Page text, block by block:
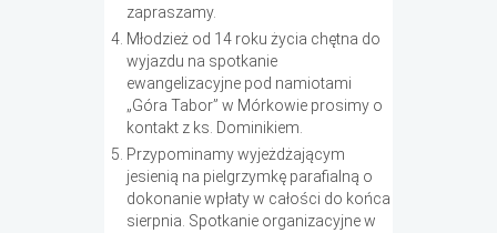
zapraszamy.
Młodzież od 14 roku życia chętna do
wyjazdu na spotkanie
ewangelizacyjne pod namiotami
„Góra Tabor” w Mórkowie prosimy o
kontakt z ks. Dominikiem.
Przypominamy wyjeżdżającym
jesienią na pielgrzymkę parafialną o
dokonanie wpłaty w całości do końca
sierpnia. Spotkanie organizacyjne w